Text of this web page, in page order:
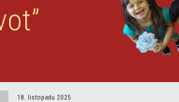
18. listopadu 2025